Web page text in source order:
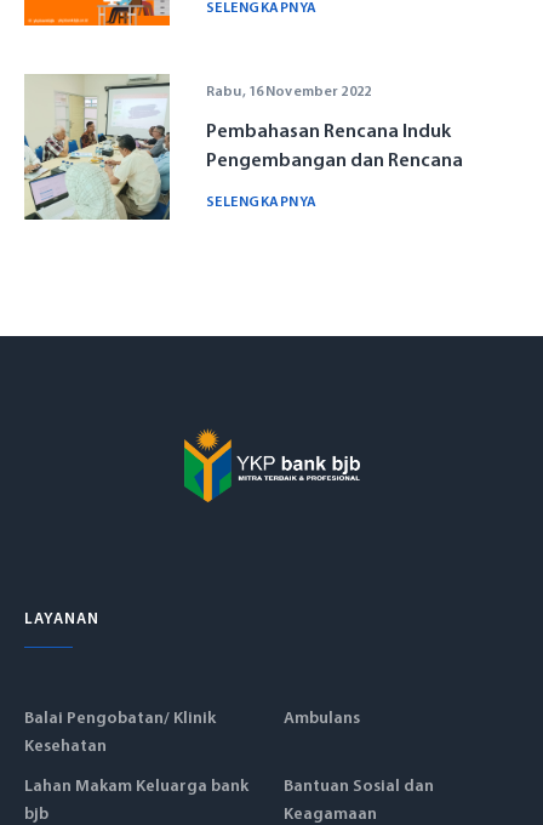
SELENGKAPNYA
Rabu, 16 November 2022
Pembahasan Rencana Induk
Pengembangan dan Rencana
SELENGKAPNYA
LAYANAN
Balai Pengobatan/ Klinik
Kesehatan
Ambulans
Lahan Makam Keluarga bank
bjb
Bantuan Sosial dan
Keagamaan